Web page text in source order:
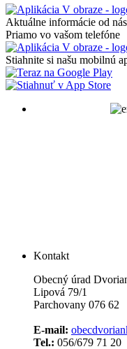
Aktuálne informácie od nás
Priamo vo vašom telefóne
Stiahnite si našu mobilnú
Kontakt
Obecný úrad
Lipová 79/1
Parchovany 076 62
E-mail:
Tel.: 056/679 71 20